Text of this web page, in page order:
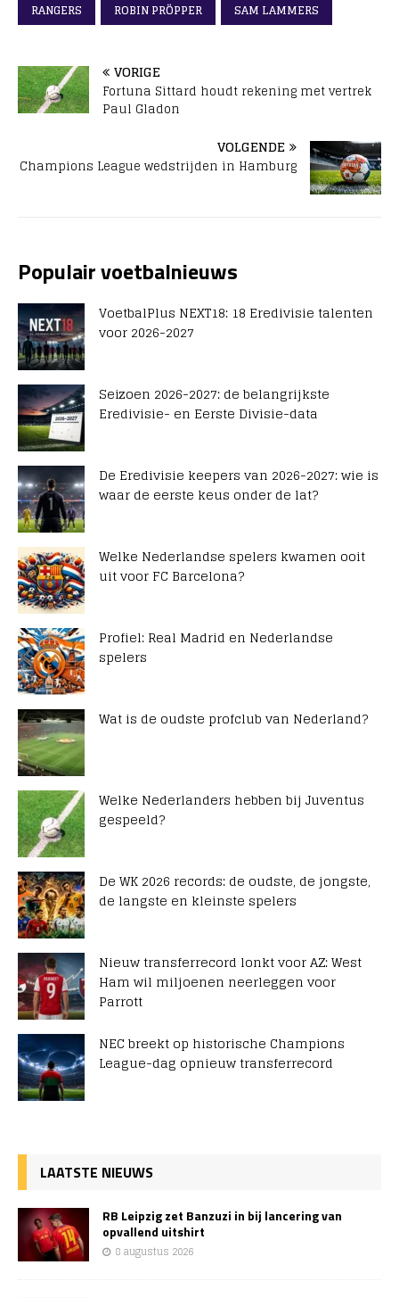
RANGERS
ROBIN PRÖPPER SAM LAMMERS
VORIGE
Fortuna Sittard houdt rekening met vertrek
Paul Gladon
VOLGENDE
Champions League wedstrijden in Hamburg
Populair voetbalnieuws
VoetbalPlus NEXT18: 18 Eredivisie talenten
voor 2026-2027
Seizoen 2026-2027: de belangrijkste
Eredivisie- en Eerste Divisie-data
De Eredivisie keepers van 2026-2027: wie is
waar de eerste keus onder de lat?
Welke Nederlandse spelers kwamen ooit
uit voor FC Barcelona?
Profiel: Real Madrid en Nederlandse
spelers
Wat is de oudste profclub van Nederland?
Welke Nederlanders hebben bij Juventus
gespeeld?
De WK 2026 records: de oudste, de jongste,
de langste en kleinste spelers
Nieuw transferrecord lonkt voor AZ: West
Ham wil miljoenen neerleggen voor
Parrott
NEC breekt op historische Champions
League-dag opnieuw transferrecord
LAATSTE NIEUWS
RB Leipzig zet Banzuzi in bij lancering van
opvallend uitshirt
8 augustus 2026